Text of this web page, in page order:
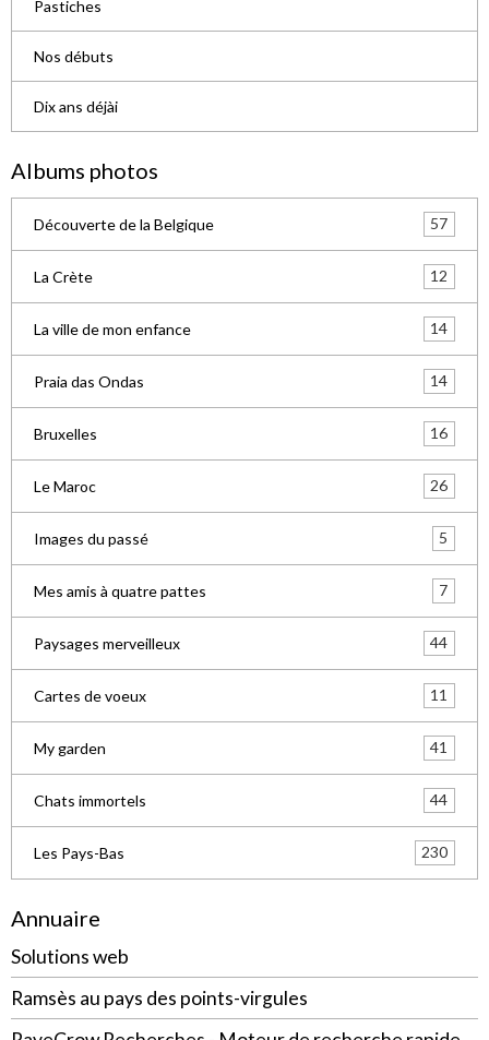
Pastiches
Nos débuts
Dix ans déjài
Albums photos
Découverte de la Belgique 57
La Crète 12
La ville de mon enfance 14
Praia das Ondas 14
Bruxelles 16
Le Maroc 26
Images du passé 5
Mes amis à quatre pattes 7
Paysages merveilleux 44
Cartes de voeux 11
My garden 41
Chats immortels 44
Les Pays-Bas 230
Annuaire
Solutions web
Ramsès au pays des points-virgules